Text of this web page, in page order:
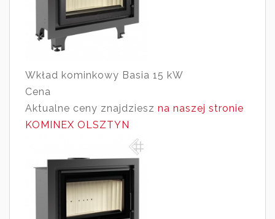
Wkład kominkowy Basia 15 kW
Cena
Aktualne ceny znajdziesz na naszej stronie
KOMINEX OLSZTYN